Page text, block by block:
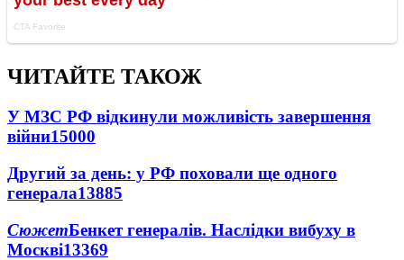
ЧИТАЙТЕ ТАКОЖ
У МЗС РФ відкинули можливість завершення
війни15000
Другий за день: у РФ поховали ще одного
генерала13885
СюжетБенкет генералів. Наслідки вибуху в
Москві13369